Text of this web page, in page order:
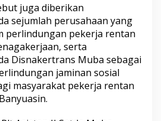
juga diberikan
sejumlah perusahaan yang
perlindungan pekerja rentan
serta
Disnakertrans Muba sebagai
jaminan sosial
masyarakat pekerja rentan